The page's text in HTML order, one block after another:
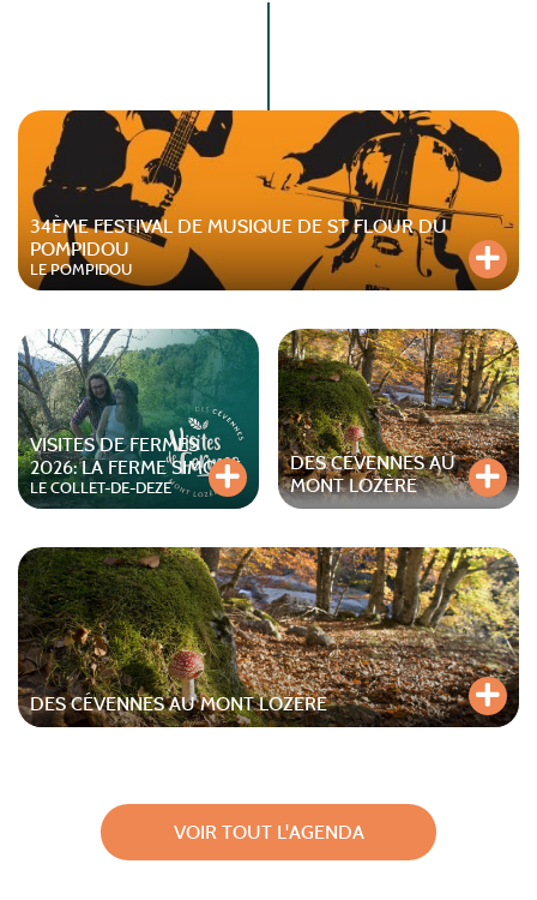
34ÈME FESTIVAL DE MUSIQUE DE ST FLOUR DU
POMPIDOU
LE POMPIDOU
VISITES DE FERMES
2026: LA FERME SIMONE
LE COLLET-DE-DEZE
DES CÉVENNES AU
MONT LOZÈRE
DES CÉVENNES AU MONT LOZÈRE
VOIR TOUT L'AGENDA